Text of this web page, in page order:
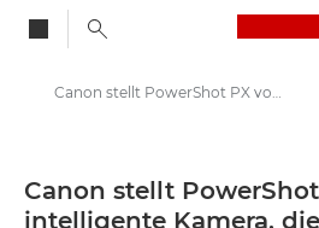
Newsroom
Canon stellt PowerShot PX vor - eine intelligente Kamera, die automatisch die schönsten Momente einfängt - Canon Presse Center
Canon stellt
intelligente Kamera,